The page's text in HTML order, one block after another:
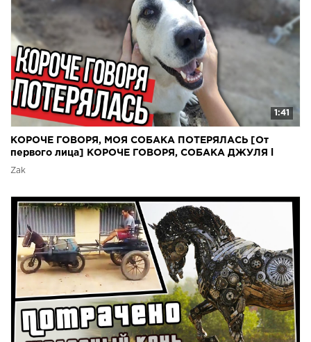
1:41
КОРОЧЕ ГОВОРЯ, МОЯ СОБАКА ПОТЕРЯЛАСЬ [От
первого лица] КОРОЧЕ ГОВОРЯ, СОБАКА ДЖУЛЯ l
СОБАЧКА
Zak